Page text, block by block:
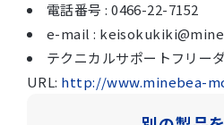
電話番号 : 0466-22-7152
e-mail :
テクニカルサポートフリー
URL: http://www.minebea-